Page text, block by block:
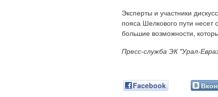
Эксперты и участники
пояса Шелкового пути несет
большие возможности,
Пресс-служба ЭК "Урал-
Facebook